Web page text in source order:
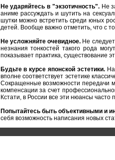
Не ударяйтесь в "экзотичность".Не
аниме рассуждать и шутить на
шутки можно встретить среди юных
детей. Вообще важно отметить, что с
Не усложняйте очевидное. Не
незнания тонкостей такого рода
показывает практика, существование
Будьте в курсе японской эстетики.
вполне соответствует эстетике
Сокращенные возможности передачи
компенсации за счет
Кстати, в России все эти нюансы
Попытайтесь быть объективными и
себя возможность написания новых